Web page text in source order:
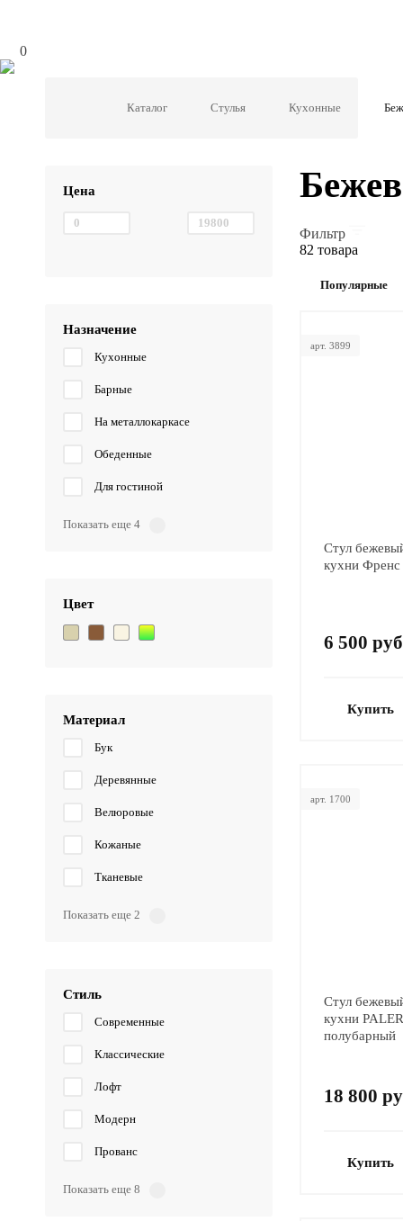
0
Каталог Стулья Кухонные
Цена
Назначение
Кухонные
Барные
На металлокаркасе
Обеденные
Для гостиной
Показать еще 4
Цвет
Материал
Бук
Деревянные
Велюровые
Кожаные
Тканевые
Показать еще 2
Стиль
Современные
Классические
Лофт
Модерн
Прованс
Показать еще 8
Фильтр
82 товара
Популярные
арт. 3899
Стул
кухни Френс
6 500
Купить
арт. 1700
Стул
кухни
полубарный
18 800
Купить